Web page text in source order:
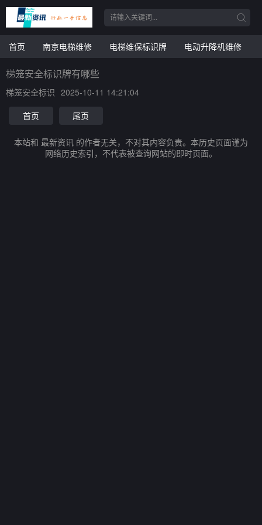
首页 南京电梯维修 电梯维保标识牌 电动升降机维修
梯笼安全标识牌有哪些
梯笼安全标识 2025-10-11 14:21:04
首页
尾页
本站和 最新资讯 的作者无关，不对其内容负责。本历史页面谨为
网络历史索引，不代表被查询网站的即时页面。